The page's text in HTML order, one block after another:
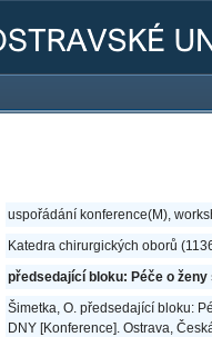
uspořádání konference(M),
Katedra chirurgických oborů
předsedající bloku: Péče o
Šimetka, O. předsedající bloku:
DNY [Konference]. Ostrava,